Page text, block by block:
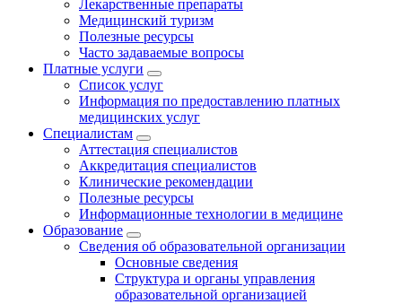
Лекарственные препараты
Медицинский туризм
Полезные ресурсы
Часто задаваемые вопросы
Платные услуги
Список услуг
Информация по предоставлению платных
медицинских услуг
Специалистам
Аттестация специалистов
Аккредитация специалистов
Клинические рекомендации
Полезные ресурсы
Информационные технологии в медицине
Образование
Сведения об образовательной организации
Основные сведения
Структура и органы управления
образовательной организацией